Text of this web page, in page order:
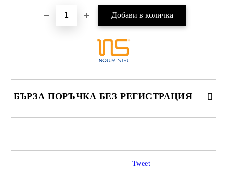
БЪРЗА ПОРЪЧКА БЕЗ РЕГИСТРАЦИЯ
Tweet